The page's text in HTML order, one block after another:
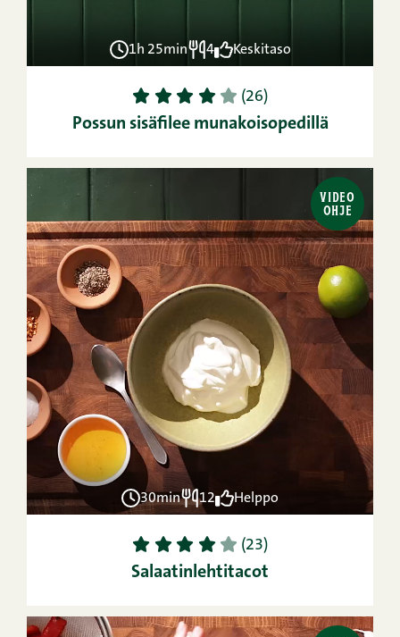
1h 25min 4 Keskitaso
1 2 3 4 5 (26)
Possun sisäfilee munakoisopedillä
VIDEO
OHJE
30min 12 Helppo
1 2 3 4 5 (23)
Salaatinlehtitacot